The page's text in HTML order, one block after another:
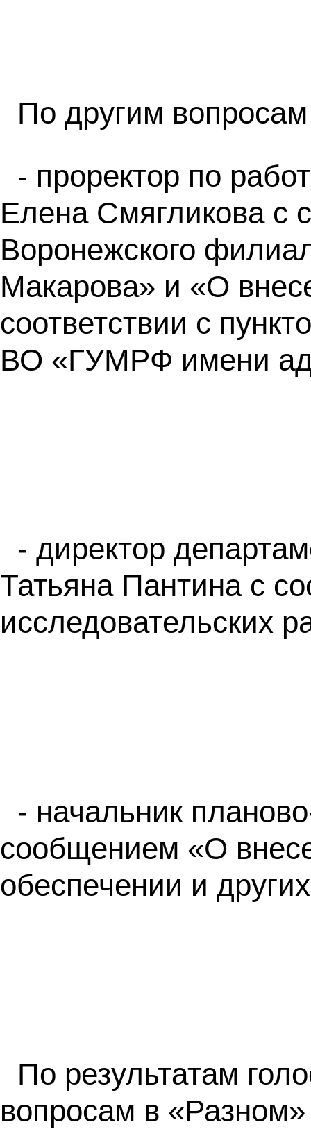
По другим
- проректор по
Елена Смягликова с
Воронежского
Макарова» и «О
соответствии с
ВО «ГУМРФ имени
- директор
Татьяна Пантина с
исследовательских
- начальник
сообщением «О
обеспечении и
По результатам
вопросам в